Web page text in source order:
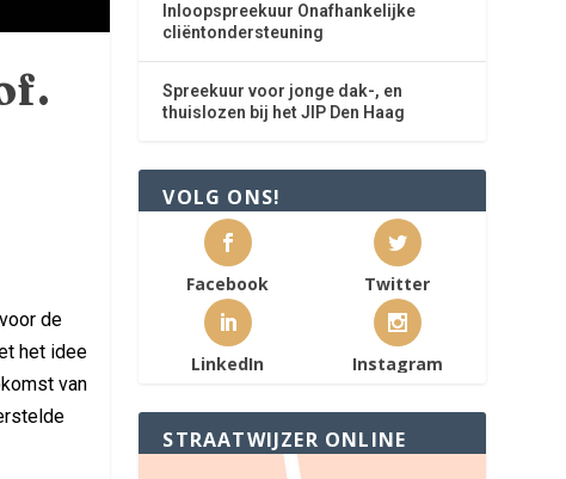
de
het idee
van
Inloopspreekuur Onafhankelijke
cliëntondersteuning
Spreekuur voor jonge dak-, en
thuislozen bij het JIP Den Haag
VOLG ONS!
Facebook Twitter
LinkedIn Instagram
STRAATWIJZER ONLINE